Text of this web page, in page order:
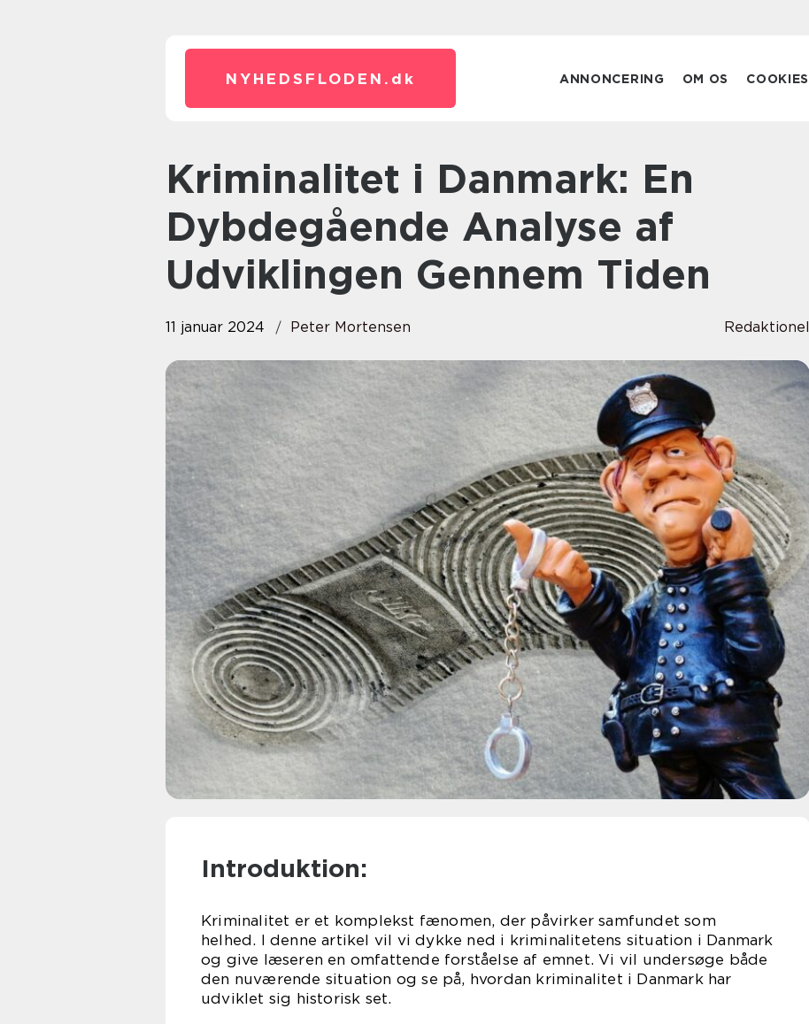
NYHEDSFLODEN. dk ANNONCERING OM OS COOKIES
Kriminalitet i Danmark: En
Dybdegående Analyse af
Udviklingen Gennem Tiden
11 januar 2024 Peter Mortensen Redaktionel
Introduktion:
Kriminalitet er et komplekst fænomen, der påvirker samfundet som
helhed. I denne artikel vil vi dykke ned i kriminalitetens situation i Danmark
og give læseren en omfattende forståelse af emnet. Vi vil undersøge både
den nuværende situation og se på, hvordan kriminalitet i Danmark har
udviklet sig historisk set.